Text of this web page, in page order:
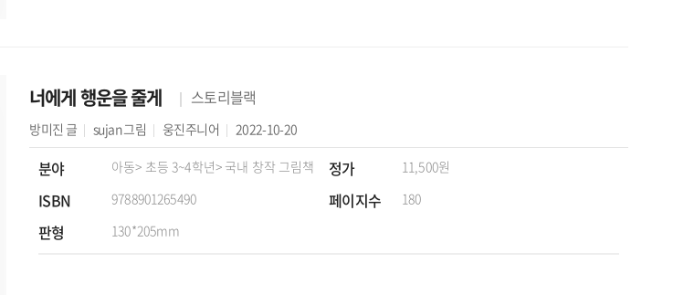
너에게 행운을 줄게 스토리블랙
방미진 글 sujan그림 웅진주니어 2022-10-20
분야 아동> 초등 3~4학년> 국내 창작 그림책 정가 11,500원
ISBN 9788901265490 페이지수 180
판형 130*205mm